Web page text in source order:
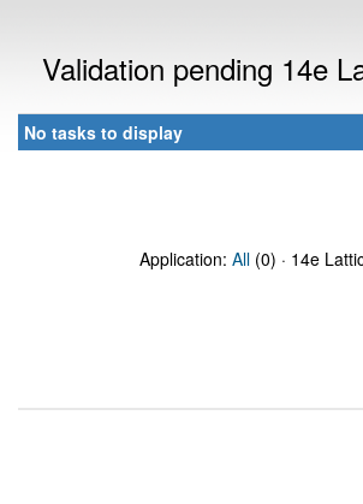
Validation pending 14e
No tasks to display
Application: All (0) · 14e